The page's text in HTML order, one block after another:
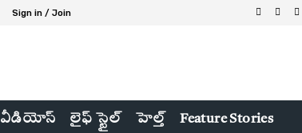
Sign in / Join
వీడియోస్ లైఫ్ స్టైల్ హెల్త్ Feature Stories